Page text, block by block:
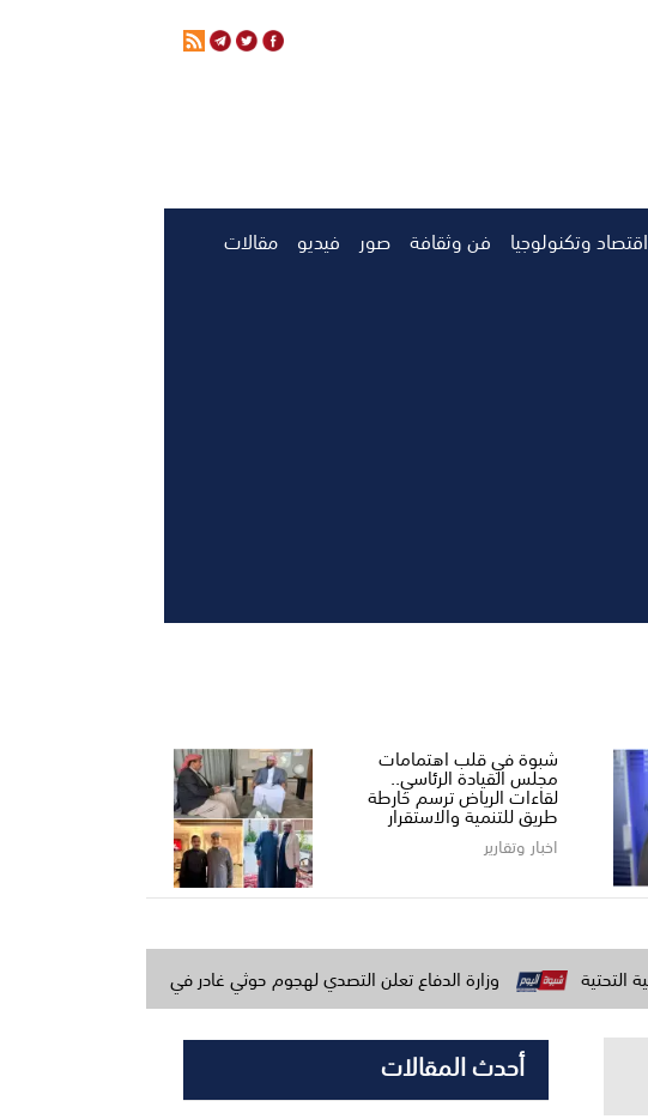
اقتصاد وتكنولوجيا فن وثقافة صور فيديو مقالات
شبوة في قلب اهتمامات
مجلس القيادة الرئاسي..
لقاءات الرياض ترسم خارطة
طريق للتنمية والاستقرار
اخبار وتقارير
وزارة الدفاع تعلن التصدي لهجوم حوثي غادر في مأرب وحضرموت وتتوعد بالرد
أحدث المقالات